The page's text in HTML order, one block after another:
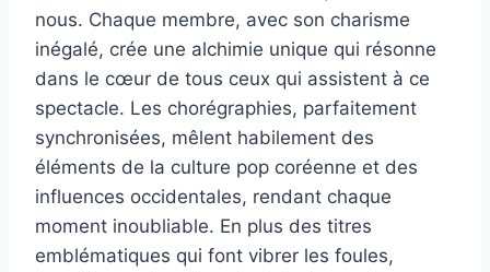
nous. Chaque membre, avec son charisme
inégalé, crée une alchimie unique qui résonne
dans le cœur de tous ceux qui assistent à ce
spectacle. Les chorégraphies, parfaitement
synchronisées, mêlent habilement des
éléments de la culture pop coréenne et des
influences occidentales, rendant chaque
moment inoubliable. En plus des titres
emblématiques qui font vibrer les foules,